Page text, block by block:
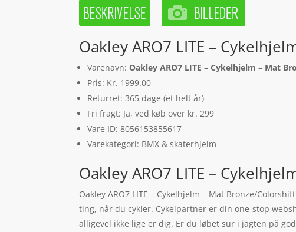
Oakley ARO7 LITE –
Varenavn: Oakley ARO7 LITE – Cykelhjelm – Mat
Pris: Kr. 1999.00
Returret: 365 dage (et helt år)
Fri fragt: Ja, ved køb over kr. 299
Vare ID: 8056153855617
Varekategori: BMX & skaterhjelm
Oakley ARO7 LITE –
Oakley ARO7 LITE – Cykelhjelm – Mat Bronze/
ting, når du cykler. Cykelpartner er din one-stop
alligevel ikke lige er dig. Er du løbet sur i jagten på